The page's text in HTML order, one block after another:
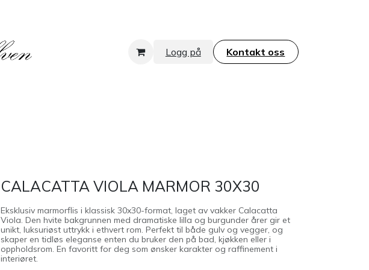
Logg på Kontakt oss​​​​​​​
CALACATTA VIOLA MARMOR 30X30
Eksklusiv marmorflis i klassisk 30x30-format, laget av vakker Calacatta
Viola. Den hvite bakgrunnen med dramatiske lilla og burgunder årer gir et
unikt, luksuriøst uttrykk i ethvert rom. Perfekt til både gulv og vegger, og
skaper en tidløs eleganse enten du bruker den på bad, kjøkken eller i
oppholdsrom. En favoritt for deg som ønsker karakter og raffinement i
interiøret.